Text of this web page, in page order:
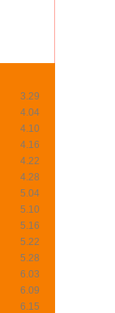
3.29
4.04
4.10
4.16
4.22
4.28
5.04
5.10
5.16
5.22
5.28
6.03
6.09
6.15